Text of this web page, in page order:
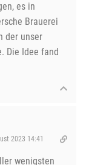
es in
Brauerei
der unser
Die Idee fand
2023 14:41
wenigsten